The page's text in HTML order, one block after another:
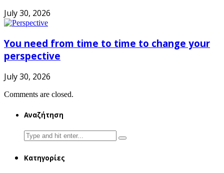
July 30, 2026
You need from time to time to change your
perspective
July 30, 2026
Comments are closed.
Αναζήτηση
Search
for:
Κατηγορίες